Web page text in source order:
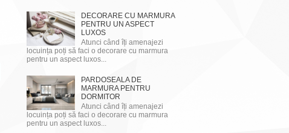
DECORARE CU MARMURA
PENTRU UN ASPECT
LUXOS
Atunci când îți amenajezi
locuința poți să faci o decorare cu marmura
pentru un aspect luxos...
PARDOSEALA DE
MARMURA PENTRU
DORMITOR
Atunci când îți amenajezi
locuința poți să faci o decorare cu marmura
pentru un aspect luxos...